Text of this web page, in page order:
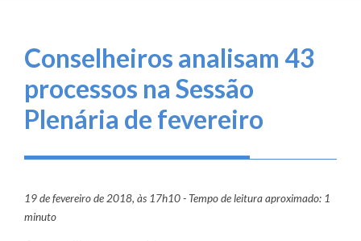
Conselheiros analisam 43
processos na Sessão
Plenária de fevereiro
19 de fevereiro de 2018, às 17h10 - Tempo de leitura aproximado: 1
minuto